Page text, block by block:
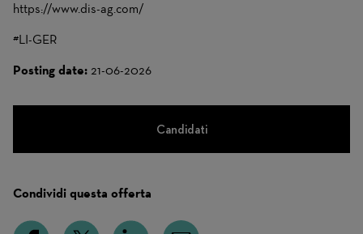
https://www.dis-ag.com/
#LI-GER
Posting date: 21-06-2026
Candidati
Condividi questa offerta